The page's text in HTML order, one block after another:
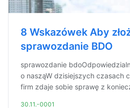
8 Wskazówek Aby
sprawozdanie BDO
sprawozdanie
o nasząW dzisiejszych czasach
firm zdaje sobie sprawę z
30.11.-0001